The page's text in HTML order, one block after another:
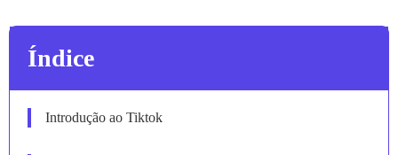
Índice
Introdução ao Tiktok